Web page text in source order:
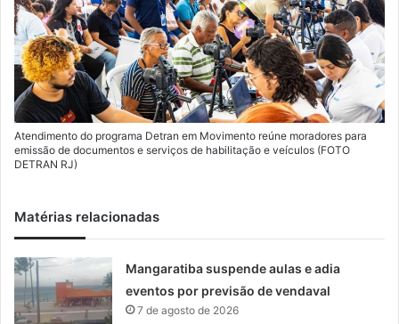
Atendimento do programa Detran em Movimento reúne moradores para
emissão de documentos e serviços de habilitação e veículos (FOTO
DETRAN RJ)
Matérias relacionadas
Mangaratiba suspende aulas e adia
eventos por previsão de vendaval
7 de agosto de 2026